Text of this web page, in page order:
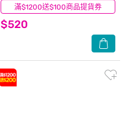
滿$1200送$100商品提貨券
$520
(3)